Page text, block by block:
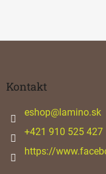
Kontakt
eshop@lamino.sk
+421 910 525 427
https://